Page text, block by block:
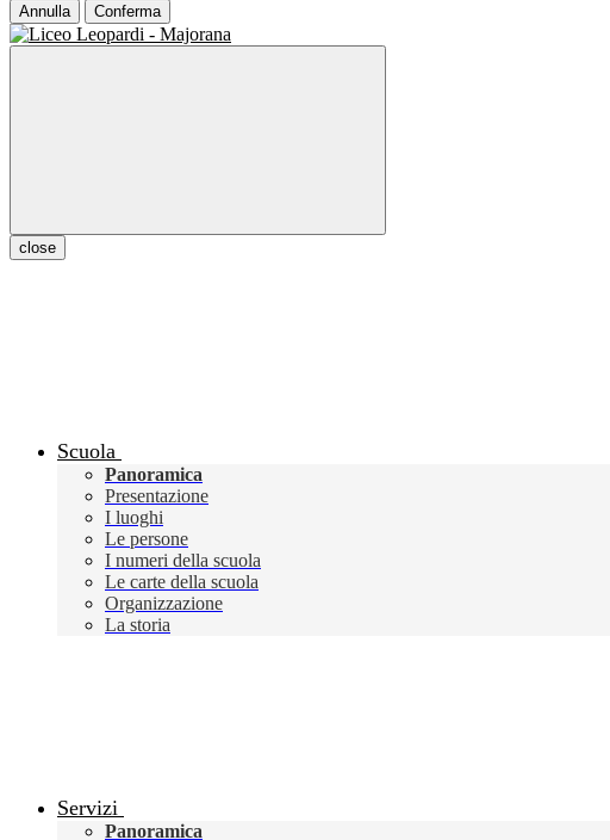
Annulla Conferma
close
Scuola
Panoramica
Presentazione
I luoghi
Le persone
I numeri della scuola
Le carte della scuola
Organizzazione
La storia
Servizi
Panoramica